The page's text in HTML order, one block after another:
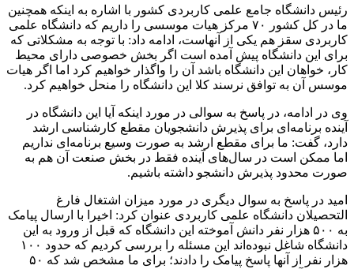
رئیس دانشگاه جامع علمی کاربردی کشور با اشاره به اینکه همچنین
ما در کل کشور ۷۰ مرکز هیات موسسی را داریم که دانشگاه علمی
کاربردی سقز هم یکی از آنهاست، ادامه داد: با توجه به مشکلاتی که
برای این دانشگاه پیش آمده است اگر بخش خصوصی دارای محیط
کار، خواهان این دانشگاه باشد آن را واگذار خواهیم کرد اما اگر هیات
موسس آن به توافق نرسند کلا این دانشگاه را منحل خواهیم کرد.
وی در ادامه، در پاسخ به سوالی در مورد اینکه آیا این دانشگاه در
آینده برنامه‌ای برای پذیرش دانشجویان مقطع کارشناسی ارشد
دارد، گفت: ما برای مقطع ارشد به صورت وسیع برنامه‌ای نداریم
اما ممکن است در سال‌های آینده فقط در بخش صنعت آن هم به
صورت محدود پذیرش دانشجو داشته باشیم.
امید در پاسخ به سوال دیگری در مورد میزان اشتغال فارغ
التحصیلان دانشگاه علمی کاربردی عنوان کرد: اخیرا با ارسال پیامک
به ۵۰۰ هزار نفر دانش آموخته این دانشگاه که قبل از ورود به این
دانشگاه شاغل نبوده‌اند این مسئله را بررسی کردیم که حدود ۱۰۰
هزار نفر از آنها پاسخ پیامک را دادند؛ برای ما مشخص شد که ۵۰